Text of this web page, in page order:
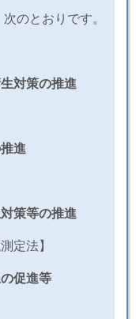
のとおりです。
対策の推進
進
策等の推進
定法】
促進等